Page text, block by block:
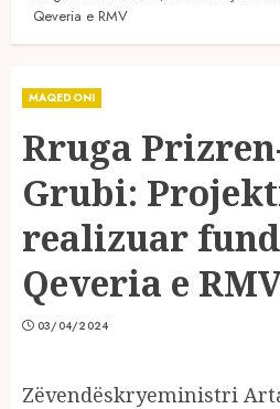
Qeveria e RMV
MAQEDONI
Rruga
Grubi:
realizuar
Qeveria e
03/04/2024
Zëvendëskryeministri